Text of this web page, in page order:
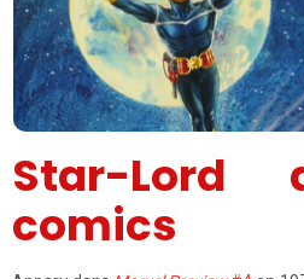
Star-Lord
comics